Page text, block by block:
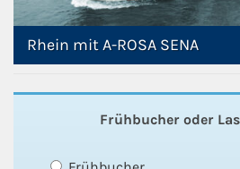
Rhein mit A-ROSA SENA
Frühbucher oder